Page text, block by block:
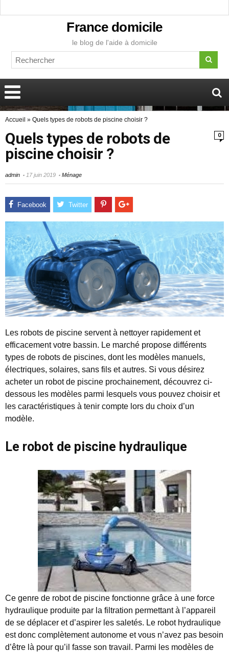
France domicile
le blog de l'aide à domicile
Accueil » Quels types de robots de piscine choisir ?
0
Quels types de robots de
piscine choisir ?
admin 17 juin 2019 Ménage
Les robots de piscine servent à nettoyer rapidement et
efficacement votre bassin. Le marché propose différents
types de robots de piscines, dont les modèles manuels,
électriques, solaires, sans fils et autres. Si vous désirez
acheter un robot de piscine prochainement, découvrez ci-
dessous les modèles parmi lesquels vous pouvez choisir et
les caractéristiques à tenir compte lors du choix d’un
modèle.
Le robot de piscine hydraulique
Ce genre de robot de piscine fonctionne grâce à une force
hydraulique produite par la filtration permettant à l’appareil
de se déplacer et d’aspirer les saletés. Le robot hydraulique
est donc complètement autonome et vous n’avez pas besoin
d’être là pour qu’il fasse son travail. Parmi les modèles de